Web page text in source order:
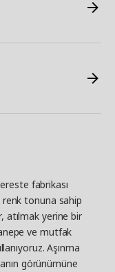
fabrikası
renk tonuna sahip
atılmak yerine bir
ve mutfak
Aşınma
görünümüne